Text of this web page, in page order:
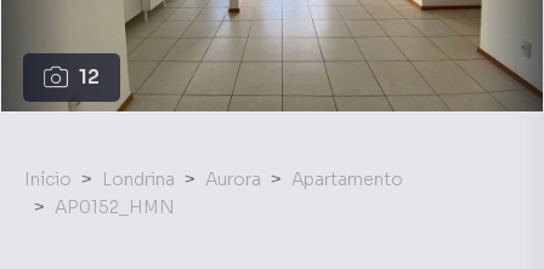
12
Início Londrina Aurora
Apartamento
AP0152_HMN